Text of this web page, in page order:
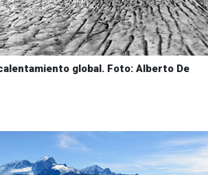
global. Foto: Alberto De